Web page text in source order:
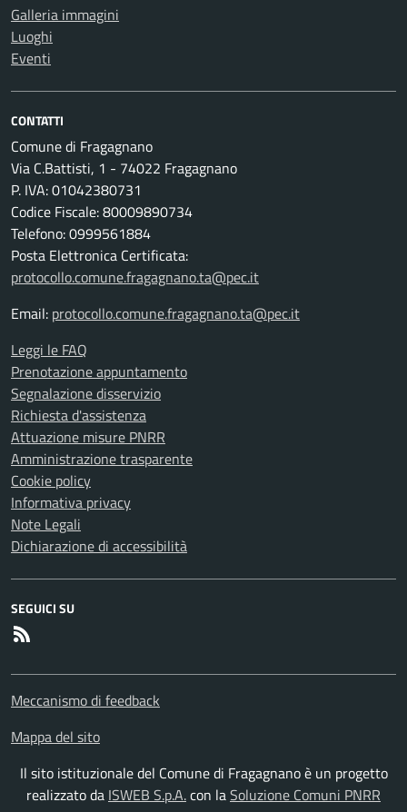
Galleria immagini
Luoghi
Eventi
CONTATTI
Comune di Fragagnano
Via C.Battisti, 1 - 74022 Fragagnano
P. IVA: 01042380731
Codice Fiscale: 80009890734
Telefono: 0999561884
Posta Elettronica Certificata:
protocollo.comune.fragagnano.ta@pec.it
Email: protocollo.comune.fragagnano.ta@pec.it
Leggi le FAQ
Prenotazione appuntamento
Segnalazione disservizio
Richiesta d'assistenza
Attuazione misure PNRR
Amministrazione trasparente
Cookie policy
Informativa privacy
Note Legali
Dichiarazione di accessibilità
SEGUICI SU
Meccanismo di feedback
Mappa del sito
Il sito istituzionale del Comune di Fragagnano è un progetto
realizzato da ISWEB S.p.A.con laSoluzione Comuni PNRR